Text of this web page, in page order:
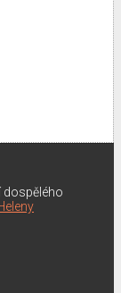
dospělého